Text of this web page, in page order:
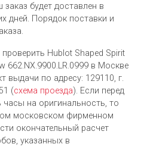
будет доставлен в
дней. Порядок поставки и
Hublot Shaped Spirit
662.NX.9900.LR.0999 в Москве
выдачи по адресу: 129110, г.
(схема проезда). Если перед
на оригинальность, то
московском фирменном
окончательный расчет
указанных в